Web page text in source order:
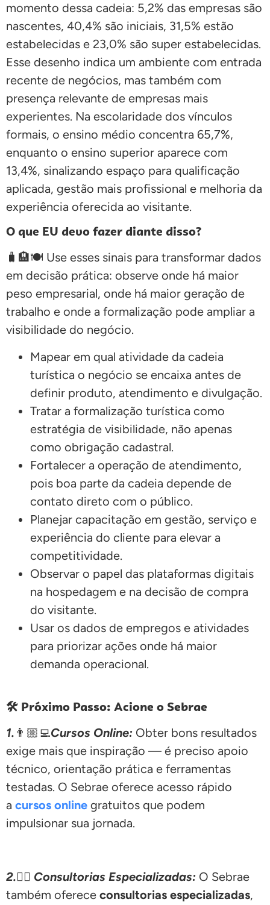
momento dessa cadeia: 5,2% das empresas são
nascentes, 40,4% são iniciais, 31,5% estão
estabelecidas e 23,0% são super estabelecidas.
Esse desenho indica um ambiente com entrada
recente de negócios, mas também com
presença relevante de empresas mais
experientes. Na escolaridade dos vínculos
formais, o ensino médio concentra 65,7%,
enquanto o ensino superior aparece com
13,4%, sinalizando espaço para qualificação
aplicada, gestão mais profissional e melhoria da
experiência oferecida ao visitante.
O que EU devo fazer diante disso?
🧳🏨🍽️ Use esses sinais para transformar dados
em decisão prática: observe onde há maior
peso empresarial, onde há maior geração de
trabalho e onde a formalização pode ampliar a
visibilidade do negócio.
Mapear em qual atividade da cadeia
turística o negócio se encaixa antes de
definir produto, atendimento e divulgação.
Tratar a formalização turística como
estratégia de visibilidade, não apenas
como obrigação cadastral.
Fortalecer a operação de atendimento,
pois boa parte da cadeia depende de
contato direto com o público.
Planejar capacitação em gestão, serviço e
experiência do cliente para elevar a
competitividade.
Observar o papel das plataformas digitais
na hospedagem e na decisão de compra
do visitante.
Usar os dados de empregos e atividades
para priorizar ações onde há maior
demanda operacional.
🛠️ Próximo Passo: Acione o Sebrae
1. 👨🏼‍💻Cursos Online: Obter bons resultados
exige mais que inspiração — é preciso apoio
técnico, orientação prática e ferramentas
testadas. O Sebrae oferece acesso rápido
a cursos online gratuitos que podem
impulsionar sua jornada.
2.🕵🏽 Consultorias Especializadas: O Sebrae
também oferece consultorias especializadas,